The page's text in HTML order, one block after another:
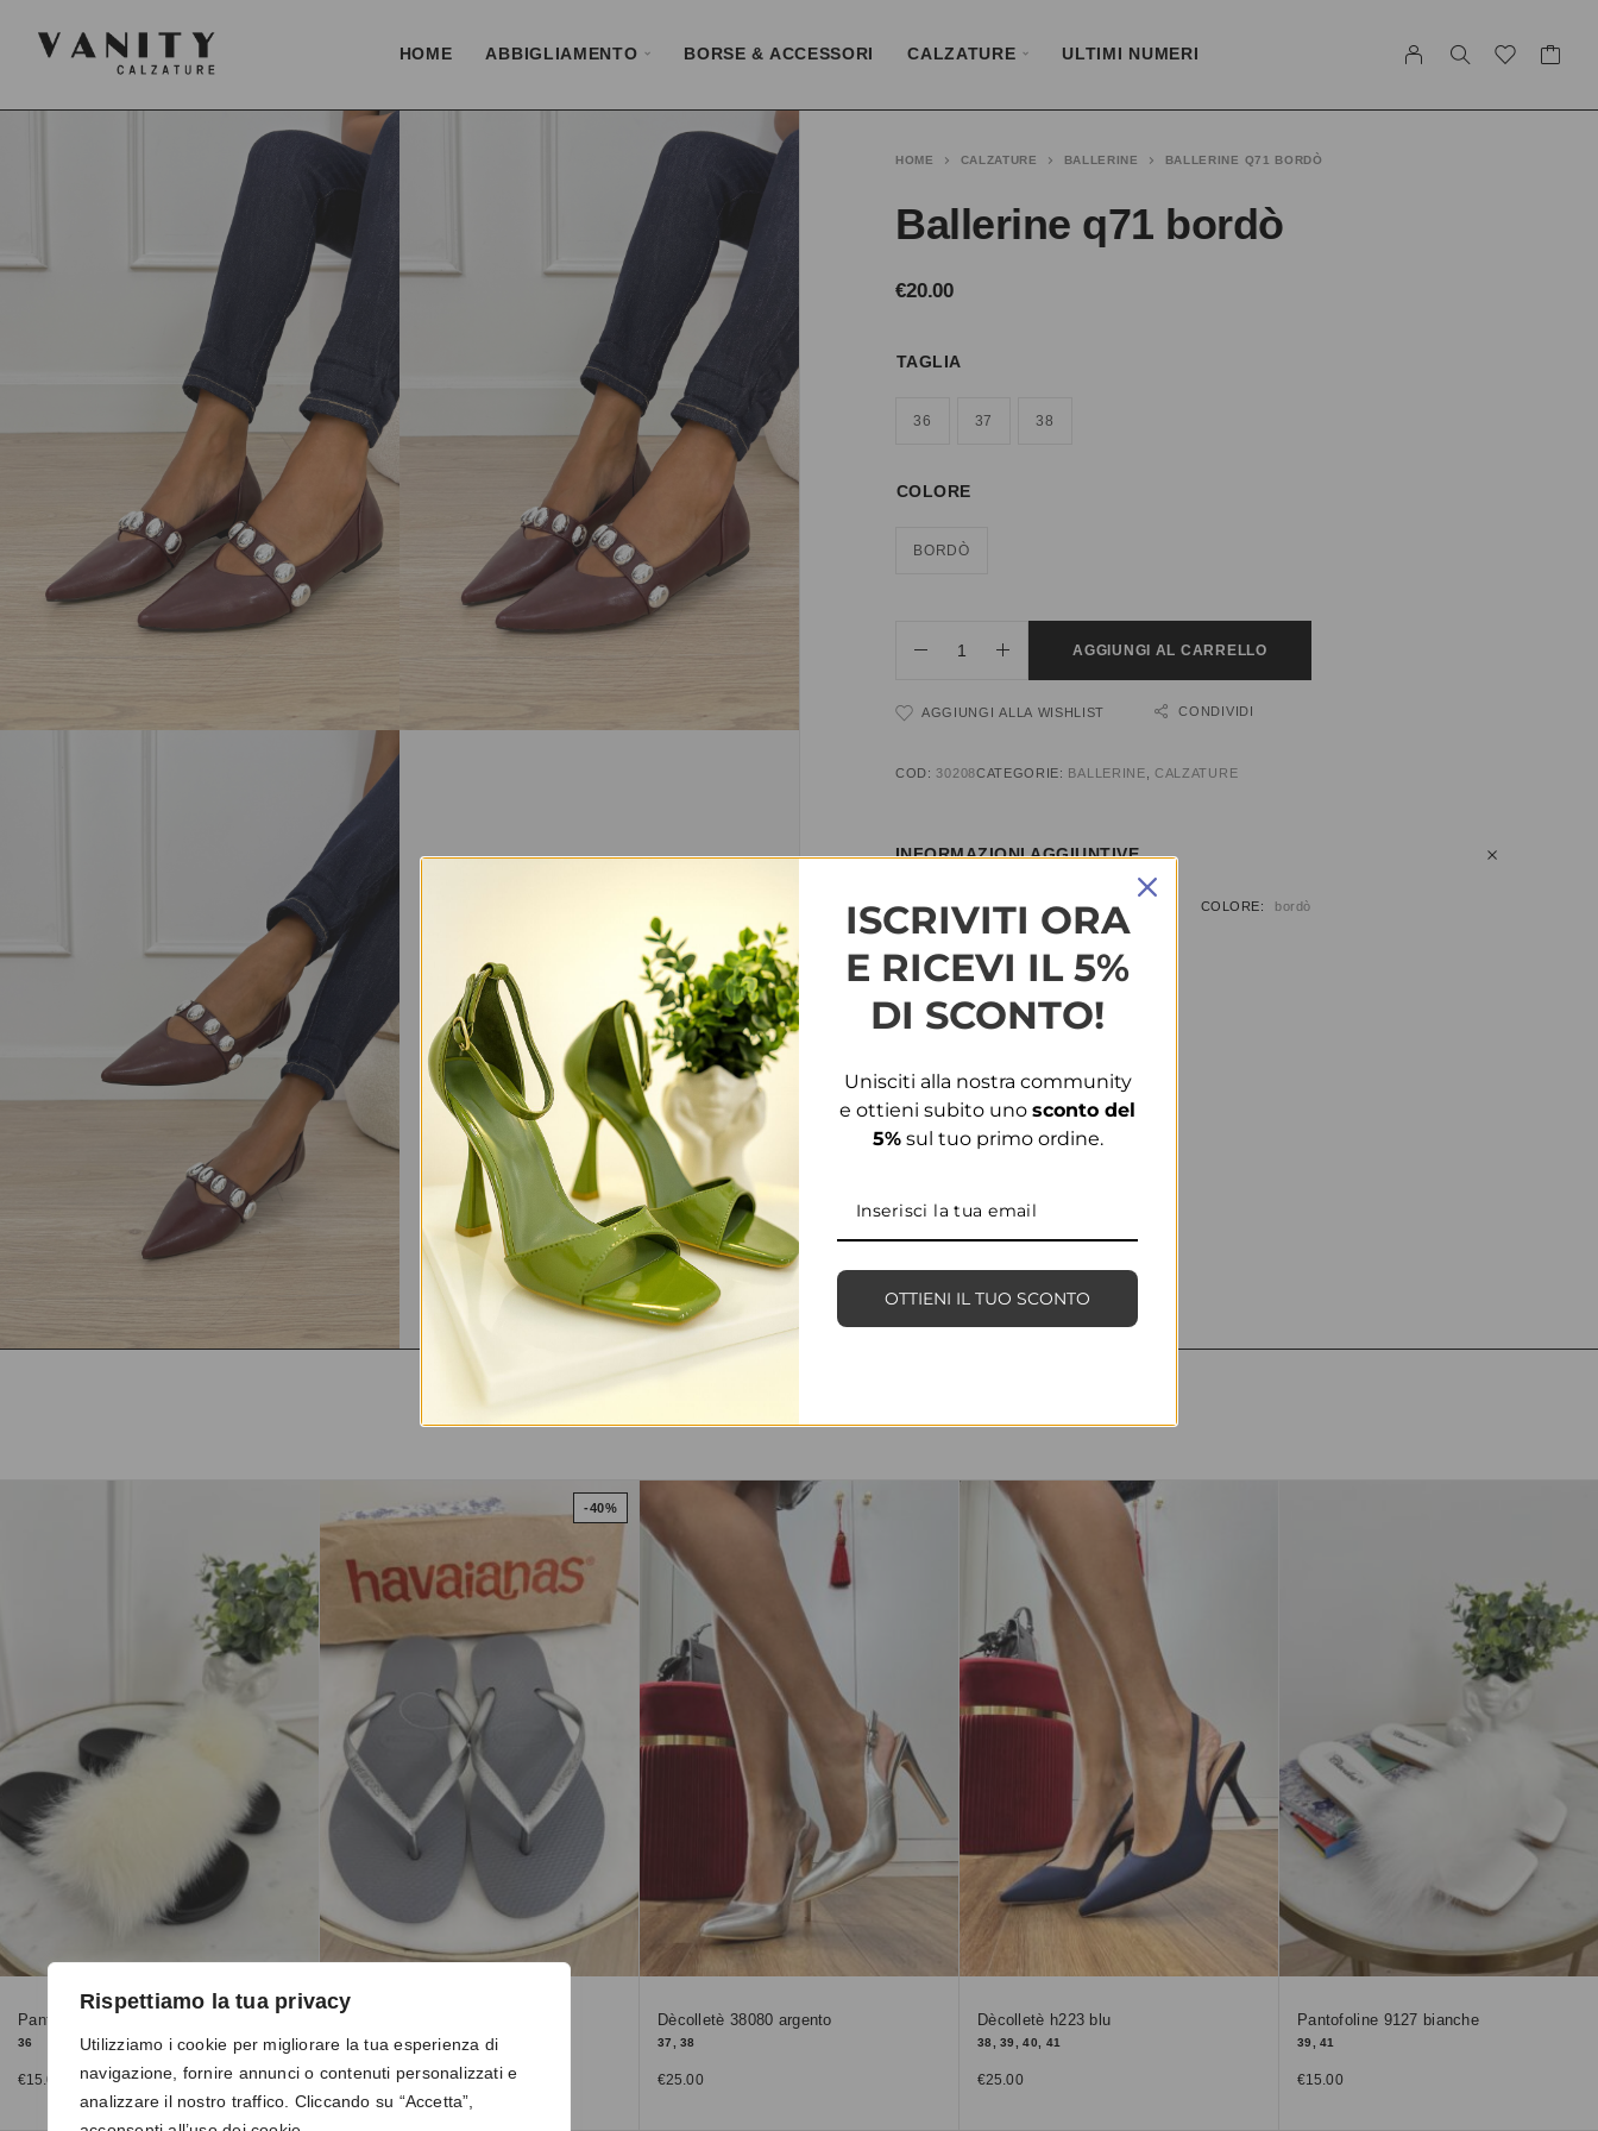
Rispettiamo la tua privacy
Utilizziamo i cookie per migliorare la tua esperienza di
navigazione, fornire annunci o contenuti personalizzati e
analizzare il nostro traffico. Cliccando su “Accetta”,
HOME ABBIGLIAMENTO BORSE & ACCESSORI CALZATURE ULTIMI NUMERI
HOME CALZATURE BALLERINE BALLERINE Q71 BORDÒ
Ballerine q71 bordò
€20.00
TAGLIA
36 37 38
COLORE
BORDÒ
AGGIUNGI AL CARRELLO
AGGIUNGI ALLA WISHLIST CONDIVIDI
COD:30208CATEGORIE: BALLERINE CALZATURE
INFORMAZIONI AGGIUNTIVE
TAGLIA 35, 36, 37, 38, 39, 40, 41 COLORE bordò
Pantofoline 8080 bianche
36
€15.00
-40%
41-42
€25.00
€15.00
Dècolletè 38080 argento
37, 38
€25.00
Dècolletè h223 blu
38, 39, 40, 41
€25.00
Pantofoline 9127 bianche
39, 41
€15.00
ISCRIVITI ORA
E RICEVI IL 5%
DI SCONTO!
Unisciti alla nostra community
e ottieni subito uno sconto del
5%sul tuo primo ordine.
OTTIENI IL TUO SCONTO